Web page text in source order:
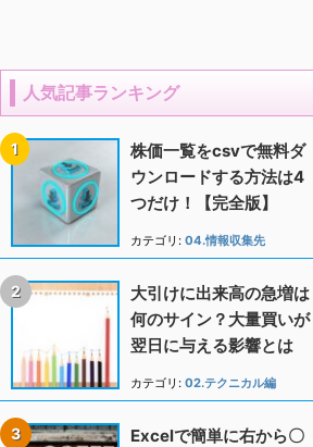
人気記事ランキング
株価一覧をcsvで無料ダ
ウンロードする方法は4
つだけ！【完全版】
カテゴリ: 04.情報収集先
大引けに出来高の急増は
何のサイン？大量買いが
翌日に与える影響とは
カテゴリ: 02.テクニカル編
Excelで簡単に右から〇